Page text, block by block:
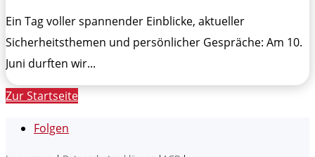
Ein Tag voller spannender Einblicke, aktueller
Sicherheitsthemen und persönlicher Gespräche: Am 10.
Juni durften wir...
Zur Startseite
Folgen